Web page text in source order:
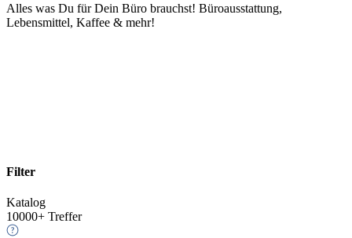
Alles was Du für Dein Büro brauchst! Büroausstattung,
Lebensmittel, Kaffee & mehr!
Filter
Katalog
10000+ Treffer